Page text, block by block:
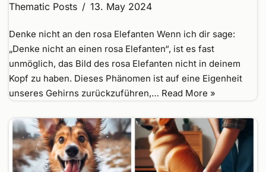
Thematic Posts 13. May 2024
Denke nicht an den rosa Elefanten Wenn ich dir sage:
„Denke nicht an einen rosa Elefanten“, ist es fast
unmöglich, das Bild des rosa Elefanten nicht in deinem
Kopf zu haben. Dieses Phänomen ist auf eine Eigenheit
unseres Gehirns zurückzuführen,… Read More »